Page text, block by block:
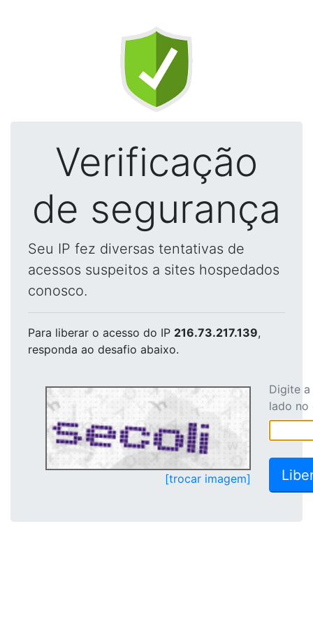
Verificação
de segurança
Seu IP fez diversas tentativas de
acessos suspeitos a sites hospedados
conosco.
Para liberar o acesso do IP 216.73.217.139,
responda ao desafio abaixo.
[trocar imagem]
Digite
lado no